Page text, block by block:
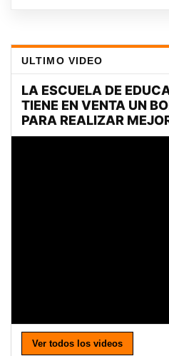
ULTIMO VIDEO
Ver todos los videos